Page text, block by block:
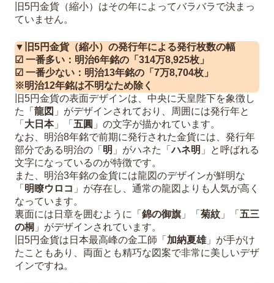
旧5円金貨（縮小）はその年によってバラバラで決まっ
ていません。
▼旧5円金貨（縮小）の発行年による発行枚数の幅
☑ 一番多い：明治6年銘の「314万8,925枚」
☑ 一番少ない：明治13年銘の「7万8,704枚」
※明治12年銘は不明なため除く
旧5円金貨の表面デザインは、中央に天皇陛下を象徴し
た「 龍図 」がデザインされており、周囲には発行年と
「 大日本」「 五圓 」の文字が描かれています。
なお、明治8年銘で前期に発行された金貨には、発行年
部分である明治の「 明 」がハネた「ハネ明 」と呼ばれる
文字になっているのが特徴です。
また、明治3年銘の金貨には龍図のデザインが鮮明な
「 明瞭ウロコ 」が存在し、通常の龍図よりも人気が高く
なっています。
裏面には日章を囲むように「 錦の御旗 」「 菊紋 」「 五三
の桐 」がデザインされています。
旧5円金貨は日本最高峰の金工師「 加納夏雄」が手がけ
たこともあり、両面とも精巧な図案で非常に美しいデザ
インですね。